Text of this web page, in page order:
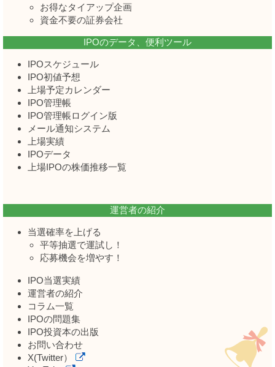
お得なタイアップ企画
資金不要の証券会社
IPOのデータ、便利ツール
IPOスケジュール
IPO初値予想
上場予定カレンダー
IPO管理帳
IPO管理帳ログイン版
メール通知システム
上場実績
IPOデータ
上場IPOの株価推移一覧
運営者の紹介
当選確率を上げる
平等抽選で運試し！
応募機会を増やす！
IPO当選実績
運営者の紹介
コラム一覧
IPOの問題集
IPO投資本の出版
お問い合わせ
X(Twitter）